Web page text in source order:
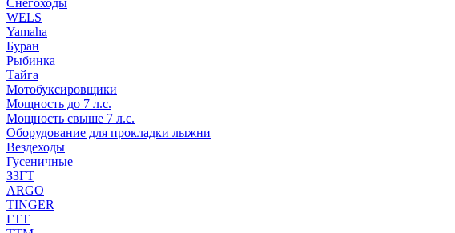
Снегоходы
WELS
Yamaha
Буран
Рыбинка
Тайга
Мотобуксировщики
Мощность до 7 л.с.
Мощность свыше 7 л.с.
Оборудование для прокладки лыжни
Вездеходы
Гусеничные
ЗЗГТ
ARGO
TINGER
ГТТ